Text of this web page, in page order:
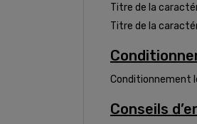
Titre de la
Titre de la
Conditionnement
Conseils